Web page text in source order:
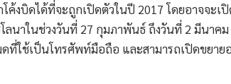
งบิดได้ที่จะถูกเปิดตัวในปี 2017 โดยอาจจะเปิ
ลนาในช่วงวันที่ 27 กุมภาพันธ์ ถึงวันที่ 2 มีนาค
ที่ใช้เป็นโทรศัพท์มือถือ และสามารถเปิดขยา